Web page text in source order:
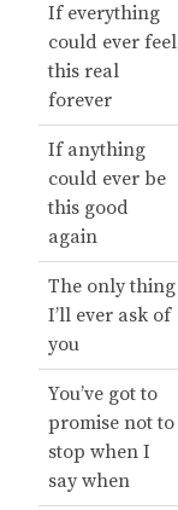
If everything
could ever feel
this real
forever
If anything
could ever be
this good
again
The only thing
I’ll ever ask of
you
You’ve got to
promise not to
stop when I
say when